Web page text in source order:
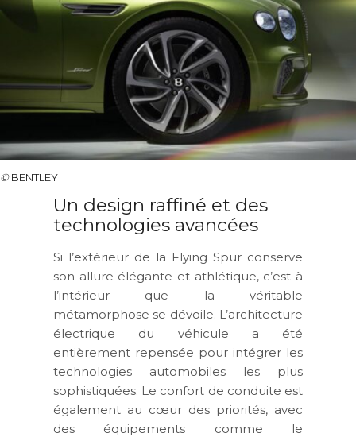
©BENTLEY
Un design raffiné et des
technologies avancées
Si l’extérieur de la Flying Spur conserve
son allure élégante et athlétique, c’est à
l’intérieur que la véritable
métamorphose se dévoile. L’architecture
électrique du véhicule a été
entièrement repensée pour intégrer les
technologies automobiles les plus
sophistiquées. Le confort de conduite est
également au cœur des priorités, avec
des équipements comme le